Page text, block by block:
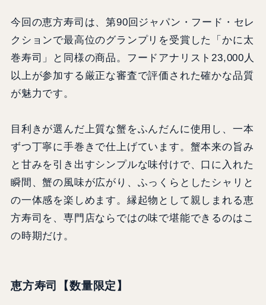
今回の恵方寿司は、第90回ジャパン・フード・セレ
クションで最高位のグランプリを受賞した「かに太
巻寿司」と同様の商品。フードアナリスト23,000人
以上が参加する厳正な審査で評価された確かな品質
が魅力です。
目利きが選んだ上質な蟹をふんだんに使用し、一本
ずつ丁寧に手巻きで仕上げています。蟹本来の旨み
と甘みを引き出すシンプルな味付けで、口に入れた
瞬間、蟹の風味が広がり、ふっくらとしたシャリと
の一体感を楽しめます。縁起物として親しまれる恵
方寿司を、専門店ならではの味で堪能できるのはこ
の時期だけ。
恵方寿司 【数量限定】